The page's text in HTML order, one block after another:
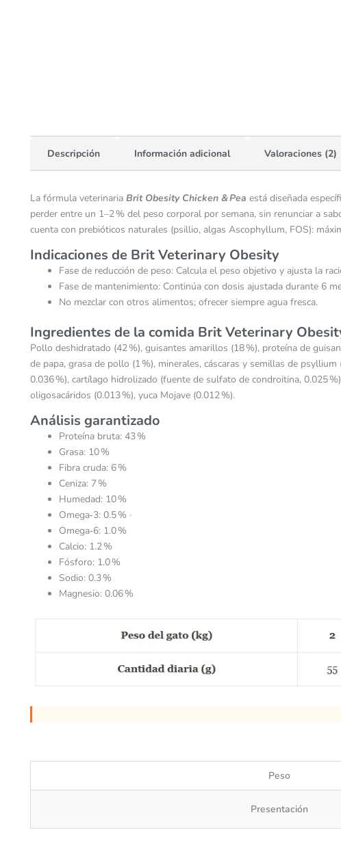
Descripción Información adicional Valoraciones (2)
La fórmula veterinaria Brit Obesity Chicken & Pea está diseñada
perder entre un 1–2 % del peso corporal por semana, sin renunciar a
cuenta con prebióticos naturales (psillio, algas Ascophyllum, FOS):
Indicaciones de Brit Veterinary Obesity
Fase de reducción de peso: Calcula el peso objetivo y ajusta la
Fase de mantenimiento: Continúa con dosis ajustada durante 6
No mezclar con otros alimentos; ofrecer siempre agua fresca.
Ingredientes de la comida Brit Veterinary
Pollo deshidratado (42 %), guisantes amarillos (18 %), proteína de
de papa, grasa de pollo (1 %), minerales, cáscaras y semillas de
0.036 %), cartílago hidrolizado (fuente de sulfato de condroitina, 0.025
oligosacáridos (0.013 %), yuca Mojave (0.012 %).
Análisis garantizado
Proteína bruta: 43 %
Grasa: 10 %
Fibra cruda: 6 %
Ceniza: 7 %
Humedad: 10 %
Omega‑3: 0.5 % ·
Omega‑6: 1.0 %
Calcio: 1.2 %
Fósforo: 1.0 %
Sodio: 0.3 %
Magnesio: 0.06 %
Peso
Presentación